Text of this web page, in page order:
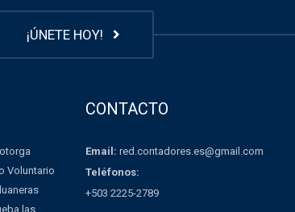
¡ÚNETE HOY!
Voluntario
las
CONTACTO
Email: red.contadores.es@gmail.com
Teléfonos:
+503 2225-2789